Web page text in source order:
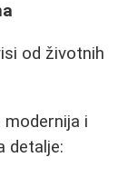
od životnih
i
detalje: